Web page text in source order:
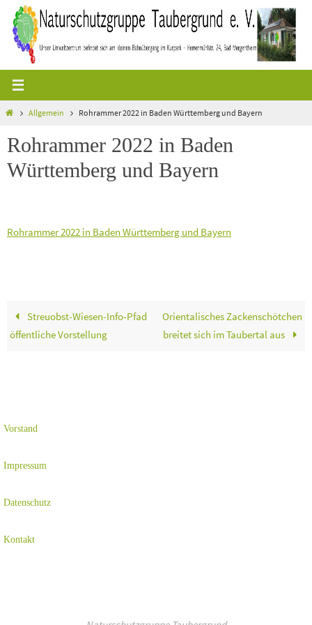
Zum
Inhalt
springen
StartAllgemein Rohrammer 2022 in Baden Württemberg und Bayern
Rohrammer 2022 in Baden
Württemberg und Bayern
Rohrammer 2022 in Baden Württemberg und Bayern
Streuobst-Wiesen-Info-Pfad
öffentliche Vorstellung
Orientalisches Zackenschötchen
breitet sich im Taubertal aus
Vorstand
Impressum
Datenschutz
Kontakt